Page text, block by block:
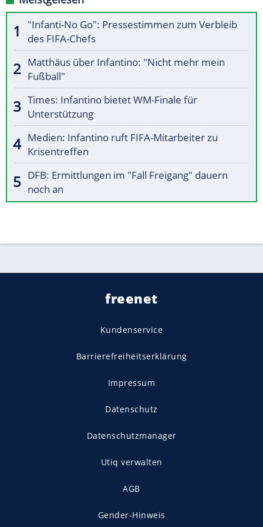
"Infanti-No Go": Pressestimmen zum Verbleib
des FIFA-Chefs
Matthäus über Infantino: "Nicht mehr mein
Fußball"
Times: Infantino bietet WM-Finale für
Unterstützung
Medien: Infantino ruft FIFA-Mitarbeiter zu
Krisentreffen
DFB: Ermittlungen im "Fall Freigang" dauern
noch an
freenet
Kundenservice
Barrierefreiheitserklärung
Impressum
Datenschutz
Datenschutzmanager
Utiq verwalten
AGB
Gender-Hinweis